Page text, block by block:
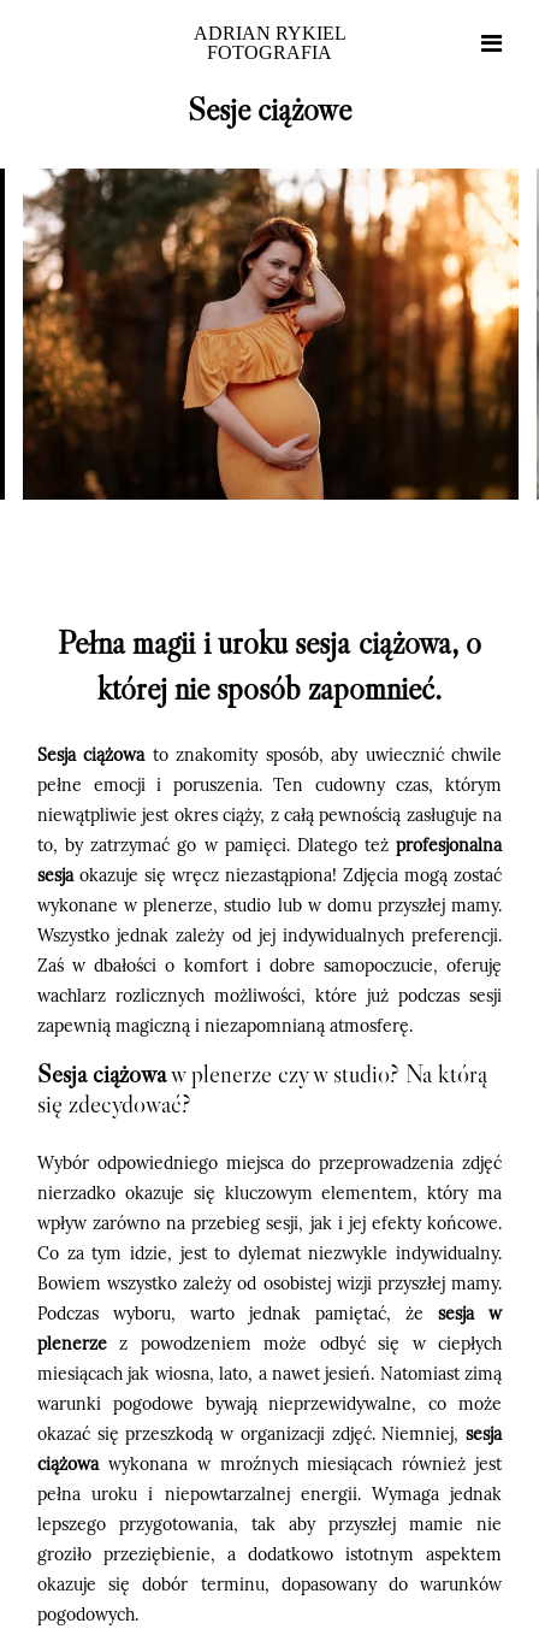
ADRIAN RYKIEL
FOTOGRAFIA
Sesje ciążowe
Pełna magii i uroku sesja ciążowa, o
której nie sposób zapomnieć.
Sesja ciążowato znakomity sposób, aby uwiecznić chwile
pełne emocji i poruszenia. Ten cudowny czas, którym
niewątpliwie jest okres ciąży, z całą pewnością zasługuje na
to, by zatrzymać go w pamięci. Dlatego też profesjonalna
sesja okazuje się wręcz niezastąpiona! Zdjęcia mogą zostać
wykonane w plenerze, studio lub w domu przyszłej mamy.
Wszystko jednak zależy od jej indywidualnych preferencji.
Zaś w dbałości o komfort i dobre samopoczucie, oferuję
wachlarz rozlicznych możliwości, które już podczas sesji
zapewnią magiczną i niezapomnianą atmosferę.
Sesja ciążowaw plenerze czy w studio? Na którą
się zdecydować?
Wybór odpowiedniego miejsca do przeprowadzenia zdjęć
nierzadko okazuje się kluczowym elementem, który ma
wpływ zarówno na przebieg sesji, jak i jej efekty końcowe.
Co za tym idzie, jest to dylemat niezwykle indywidualny.
Bowiem wszystko zależy od osobistej wizji przyszłej mamy.
Podczas wyboru, warto jednak pamiętać, że sesja w
plenerze z powodzeniem może odbyć się w ciepłych
miesiącach jak wiosna, lato, a nawet jesień. Natomiast zimą
warunki pogodowe bywają nieprzewidywalne, co może
okazać się przeszkodą w organizacji zdjęć. Niemniej, sesja
ciążowawykonana w mroźnych miesiącach również jest
pełna uroku i niepowtarzalnej energii. Wymaga jednak
lepszego przygotowania, tak aby przyszłej mamie nie
groziło przeziębienie, a dodatkowo istotnym aspektem
okazuje się dobór terminu, dopasowany do warunków
pogodowych.
Home
Portfolio
O mnie